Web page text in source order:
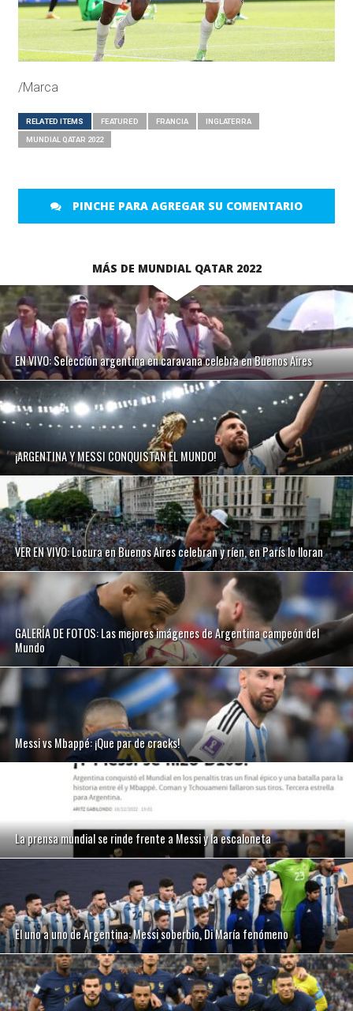
/Marca
RELATED ITEMS FEATURED FRANCIA INGLATERRA
MUNDIAL QATAR 2022
PINCHE PARA AGREGAR SU COMENTARIO
MÁS DE MUNDIAL QATAR 2022
EN VIVO: Selección argentina en caravana celebra en Buenos Aires
¡ARGENTINA Y MESSI CONQUISTAN EL MUNDO!
VER EN VIVO: Locura en Buenos Aires celebran y ríen, en París lo lloran
GALERÍA DE FOTOS: Las mejores imágenes de Argentina campeón del
Mundo
Messi vs Mbappé: ¡Que par de cracks!
La prensa mundial se rinde frente a Messi y la escaloneta
El uno a uno de Argentina: Messi soberbio, Di María fenómeno